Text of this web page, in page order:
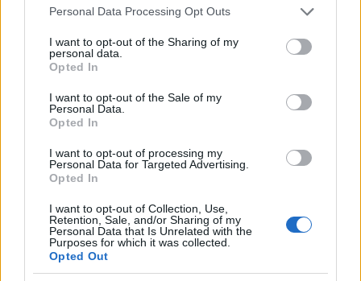
Please note that this website/app uses one or more Google
not limited to your visit or usage behaviour. You may click to
grant or deny consent to Google and its third-party tags to
use your data for below specified purposes in below Google
consent section.
Personal Data Processing Opt Outs
I want to opt-out of the Sharing of my
personal data.
Opted In
I want to opt-out of the Sale of my
Personal Data.
Opted In
I want to opt-out of processing my
Personal Data for Targeted Advertising.
Opted In
I want to opt-out of Collection, Use,
Retention, Sale, and/or Sharing of my
Personal Data that Is Unrelated with the
Purposes for which it was collected.
Opted Out
Tiedotteet
EQ Timing etsii huipputyyppiä!
MAASTOHIIHTO.COM 18.09.2015
EQ Timing etsii palvelukseensa urheilusta ja tekniikasta
Tiedotteet
Squeezyltä markkinoille uusi
Energy Organic Bar